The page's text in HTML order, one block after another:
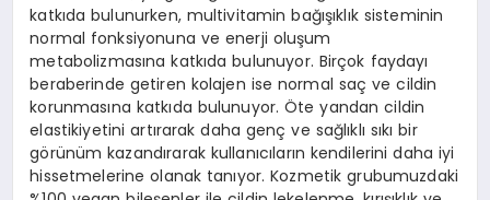
katkıda bulunurken, multivitamin bağışıklık sisteminin
normal fonksiyonuna ve enerji oluşum
metabolizmasına katkıda bulunuyor. Birçok faydayı
beraberinde getiren kolajen ise normal saç ve cildin
korunmasına katkıda bulunuyor. Öte yandan cildin
elastikiyetini artırarak daha genç ve sağlıklı sıkı bir
görünüm kazandırarak kullanıcıların kendilerini daha iyi
hissetmelerine olanak tanıyor. Kozmetik grubumuzdaki